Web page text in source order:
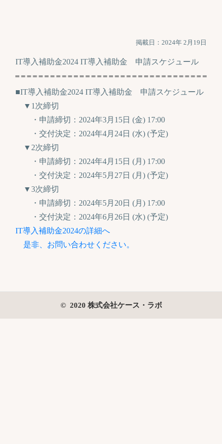
掲載日：2024年 2月19日
IT導入補助金2024 IT導入補助金 申請スケジュール
■IT導入補助金2024 IT導入補助金 申請スケジュール
▼1次締切
・申請締切：2024年3月15日 (金) 17:00
・交付決定：2024年4月24日 (水) (予定)
▼2次締切
・申請締切：2024年4月15日 (月) 17:00
・交付決定：2024年5月27日 (月) (予定)
▼3次締切
・申請締切：2024年5月20日 (月) 17:00
・交付決定：2024年6月26日 (水) (予定)
IT導入補助金2024の詳細へ
是非、お問い合わせください。
© 2020 株式会社ケース・ラボ